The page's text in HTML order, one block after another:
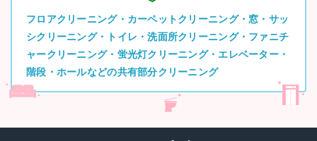
フロアクリーニング・カーペットクリーニング・窓・サッ
シクリーニング・トイレ・洗面所クリーニング・ファニチ
ャークリーニング・蛍光灯クリーニング・エレベーター・
階段・ホールなどの共有部分クリーニング